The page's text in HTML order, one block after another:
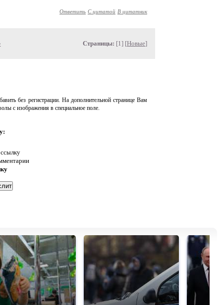
Ответить С цитатой В цитатник
Страницы: [1] [Новые]
без регистрации. На дополнительной странице Вам
с изображения в специальное поле.